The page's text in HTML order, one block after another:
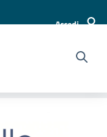
Accedi